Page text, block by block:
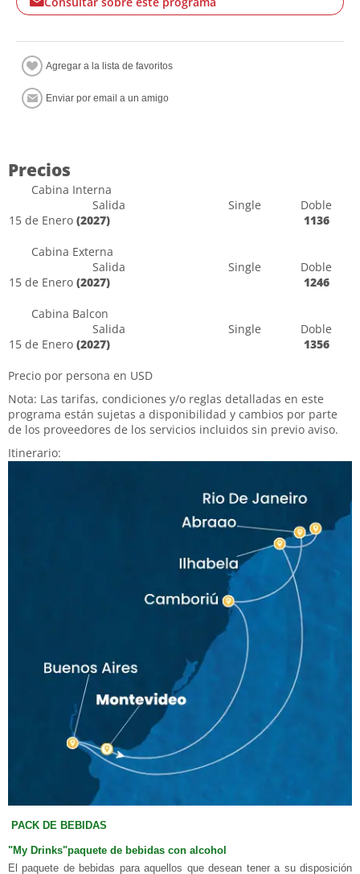
Precios
Cabina Interna
Salida
Single
Doble
15 de Enero (2027) 1136
Cabina Externa
Salida
Single
Doble
15 de Enero (2027) 1246
Cabina Balcon
Salida
Single
Doble
15 de Enero (2027) 1356
Precio por persona en USD
Nota: Las tarifas, condiciones y/o reglas detalladas en este
programa están sujetas a disponibilidad y cambios por parte
de los proveedores de los servicios incluidos sin previo aviso.
Itinerario:
PACK DE BEBIDAS
"My Drinks"paquete de bebidas con alcohol
El paquete de bebidas para aquellos que desean tener a su disposición